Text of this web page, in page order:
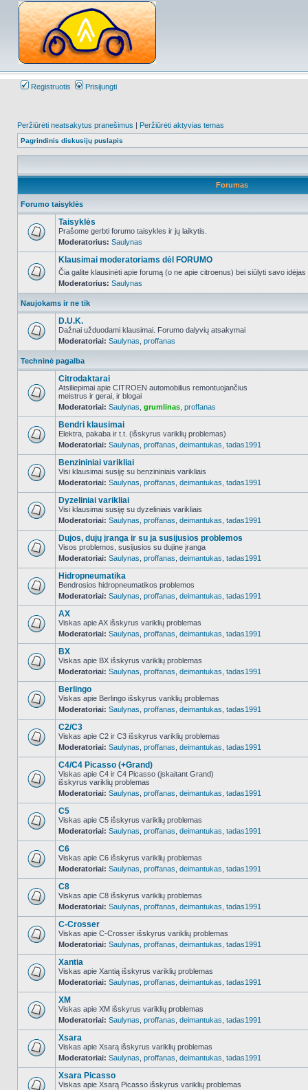
Registruotis Prisijungti
Peržiūrėti neatsakytus pranešimus | Peržiūrėti aktyvias temas
Pagrindinis diskusijų puslapis
Forumas
Forumo taisyklės
NO_UNREAD_POSTS
Taisyklės
Prašome gerbti forumo taisykles ir jų laikytis.
Moderatorius: Saulynas
NO_UNREAD_POSTS
Klausimai moderatoriams dėl FORUMO
Čia galite klausinėti apie forumą (o ne apie citroenus) bei siūlyti savo
Moderatorius: Saulynas
Naujokams ir ne tik
NO_UNREAD_POSTS
D.U.K.
Dažnai užduodami klausimai. Forumo dalyvių atsakymai
Moderatoriai: Saulynas proffanas
Techninė pagalba
NO_UNREAD_POSTS
Citrodaktarai
Atsiliepimai apie CITROEN automobilius remontuojančius
meistrus ir gerai, ir blogai
Moderatoriai: Saulynas grumlinas proffanas
NO_UNREAD_POSTS
Bendri klausimai
Elektra, pakaba ir t.t. (išskyrus variklių problemas)
Moderatoriai: Saulynas proffanas deimantukas tadas1991
NO_UNREAD_POSTS
Benzininiai varikliai
Visi klausimai susiję su benzininiais varikliais
Moderatoriai: Saulynas proffanas deimantukas tadas1991
NO_UNREAD_POSTS
Dyzeliniai varikliai
Visi klausimai susiję su dyzeliniais varikliais
Moderatoriai: Saulynas proffanas deimantukas tadas1991
NO_UNREAD_POSTS
Dujos, dujų įranga ir su ja susijusios problemos
Visos problemos, susijusios su dujine įranga
Moderatoriai: Saulynas proffanas deimantukas tadas1991
NO_UNREAD_POSTS
Hidropneumatika
Bendrosios hidropneumatikos problemos
Moderatoriai: Saulynas proffanas deimantukas tadas1991
NO_UNREAD_POSTS
AX
Viskas apie AX išskyrus variklių problemas
Moderatoriai: Saulynas proffanas deimantukas tadas1991
NO_UNREAD_POSTS
BX
Viskas apie BX išskyrus variklių problemas
Moderatoriai: Saulynas proffanas deimantukas tadas1991
NO_UNREAD_POSTS
Berlingo
Viskas apie Berlingo išskyrus variklių problemas
Moderatoriai: Saulynas proffanas deimantukas tadas1991
NO_UNREAD_POSTS
C2/C3
Viskas apie C2 ir C3 išskyrus variklių problemas
Moderatoriai: Saulynas proffanas deimantukas tadas1991
NO_UNREAD_POSTS
C4/C4 Picasso (+Grand)
Viskas apie C4 ir C4 Picasso (įskaitant Grand)
išskyrus variklių problemas
Moderatoriai: Saulynas proffanas deimantukas tadas1991
NO_UNREAD_POSTS
C5
Viskas apie C5 išskyrus variklių problemas
Moderatoriai: Saulynas proffanas deimantukas tadas1991
NO_UNREAD_POSTS
C6
Viskas apie C6 išskyrus variklių problemas
Moderatoriai: Saulynas proffanas deimantukas tadas1991
NO_UNREAD_POSTS
C8
Viskas apie C8 išskyrus variklių problemas
Moderatoriai: Saulynas proffanas deimantukas tadas1991
NO_UNREAD_POSTS
C-Crosser
Viskas apie C-Crosser išskyrus variklių problemas
Moderatoriai: Saulynas proffanas deimantukas tadas1991
NO_UNREAD_POSTS
Xantia
Viskas apie Xantią išskyrus variklių problemas
Moderatoriai: Saulynas proffanas deimantukas tadas1991
NO_UNREAD_POSTS
XM
Viskas apie XM išskyrus variklių problemas
Moderatoriai: Saulynas proffanas deimantukas tadas1991
NO_UNREAD_POSTS
Xsara
Viskas apie Xsarą išskyrus variklių problemas
Moderatoriai: Saulynas proffanas deimantukas tadas1991
Xsara Picasso
Viskas apie Xsarą Picasso išskyrus variklių problemas